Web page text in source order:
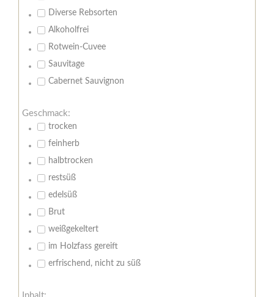
Diverse Rebsorten
Alkoholfrei
Rotwein-Cuvee
Sauvitage
Cabernet Sauvignon
Geschmack:
trocken
feinherb
halbtrocken
restsüß
edelsüß
Brut
weißgekeltert
im Holzfass gereift
erfrischend, nicht zu süß